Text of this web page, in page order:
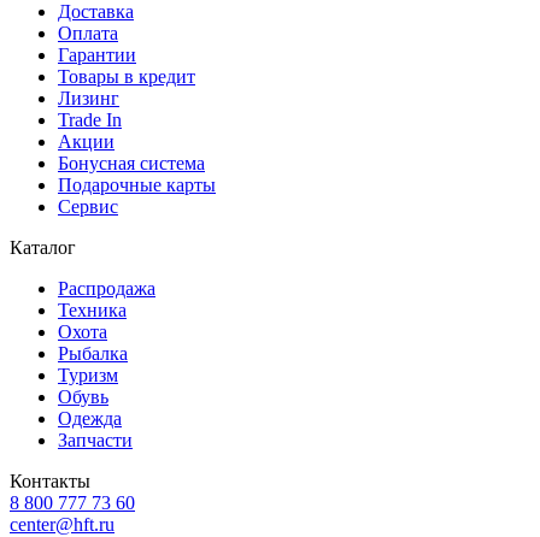
Доставка
Оплата
Гарантии
Товары в кредит
Лизинг
Trade In
Акции
Бонусная система
Подарочные карты
Сервис
Каталог
Распродажа
Техника
Охота
Рыбалка
Туризм
Обувь
Одежда
Запчасти
Контакты
8 800 777 73 60
center@hft.ru